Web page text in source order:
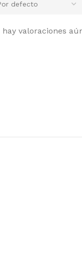
hay valoraciones